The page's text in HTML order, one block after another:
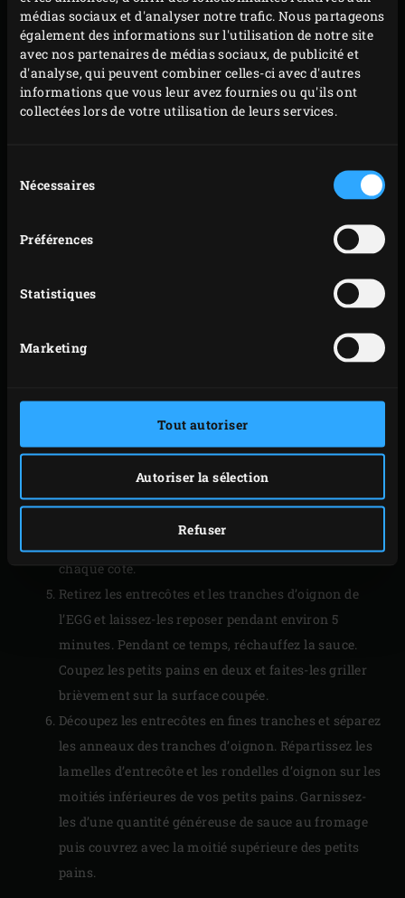
médias sociaux et d'analyser notre trafic. Nous partageons
également des informations sur l'utilisation de notre site
avec nos partenaires de médias sociaux, de publicité et
d'analyse, qui peuvent combiner celles-ci avec d'autres
informations que vous leur avez fournies ou qu'ils ont
collectées lors de votre utilisation de leurs services.
duNécessaires
Préférences
Statistiques
Marketing
Tout autoriser
Autoriser la sélection
Refuser
Sortez le poêlon contenant la sauce de l’EGG et
réservez-le. Retirez la grille et placez lagrille en
fontedans l’EGG. Préchauffez la grille pendant au
moins 10 minutes et, pendant ce temps, portez la
température du kamado à 220 °C.
fraîchement moulu et de sel à convenance.
d’environ 1 centimètre et demi d’épaisseur.
pendant environ 2 minutes. Faites pivoter les
pendant 2 minutes supplémentaires. Retournez les
entrecôtes et faites-les griller pendant encore 2 x 2
une température à cœur d’environ 52 °C pour une
chaque côté.
Retirez les entrecôtes et les tranches d’oignon de
l’EGG et laissez-les reposer pendant environ 5
minutes. Pendant ce temps, réchauffez la sauce.
Coupez les petits pains en deux et faites-les griller
brièvement sur la surface coupée.
Découpez les entrecôtes en fines tranches et séparez
les anneaux des tranches d’oignon. Répartissez les
lamelles d’entrecôte et les rondelles d’oignon sur les
moitiés inférieures de vos petits pains. Garnissez-
les d’une quantité généreuse de sauce au fromage
puis couvrez avec la moitié supérieure des petits
pains.